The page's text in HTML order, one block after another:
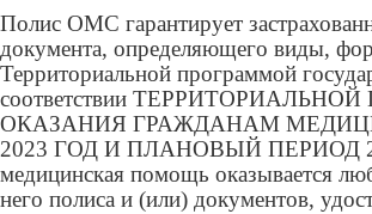
Полис ОМС гарантирует
документа, определяющего виды,
Территориальной программой
соответствии
ОКАЗАНИЯ ГРАЖДАНАМ
2023 ГОД И ПЛАНОВЫЙ ПЕРИОД
медицинская помощь оказывается
него полиса и (или) документов,